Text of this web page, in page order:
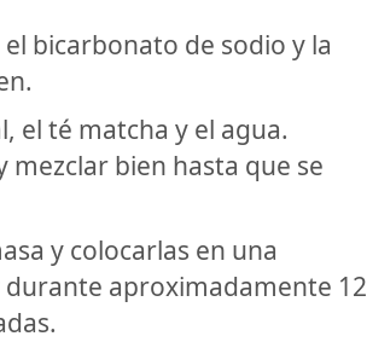
bicarbonato de sodio y la
el té matcha y el agua.
mezclar bien hasta que se
y colocarlas en una
aproximadamente 12